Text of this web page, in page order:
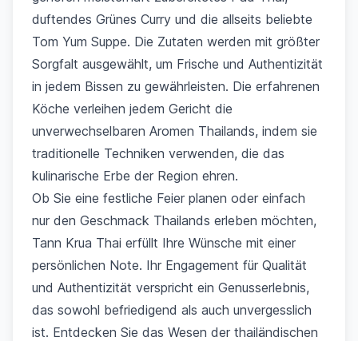
duftendes Grünes Curry und die allseits beliebte
Tom Yum Suppe. Die Zutaten werden mit größter
Sorgfalt ausgewählt, um Frische und Authentizität
in jedem Bissen zu gewährleisten. Die erfahrenen
Köche verleihen jedem Gericht die
unverwechselbaren Aromen Thailands, indem sie
traditionelle Techniken verwenden, die das
kulinarische Erbe der Region ehren.
Ob Sie eine festliche Feier planen oder einfach
nur den Geschmack Thailands erleben möchten,
Tann Krua Thai erfüllt Ihre Wünsche mit einer
persönlichen Note. Ihr Engagement für Qualität
und Authentizität verspricht ein Genusserlebnis,
das sowohl befriedigend als auch unvergesslich
ist. Entdecken Sie das Wesen der thailändischen